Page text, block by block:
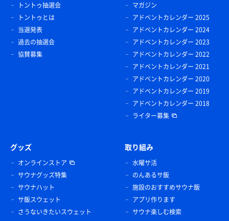
トントゥ抽選会
トントゥとは
当選発表
過去の抽選会
協賛募集
マガジン
アドベントカレンダー 2025
アドベントカレンダー 2024
アドベントカレンダー 2023
アドベントカレンダー 2022
アドベントカレンダー 2021
アドベントカレンダー 2020
アドベントカレンダー 2019
アドベントカレンダー 2018
ライター募集
グッズ
オンラインストア
サウナグッズ特集
サウナハット
サ飯スウェット
さうないきたいスウェット
取り組み
水曜サ活
のんあるサ飯
施設のおすすめサウナ飯
アプリ作ります
サウナ楽しむ検索